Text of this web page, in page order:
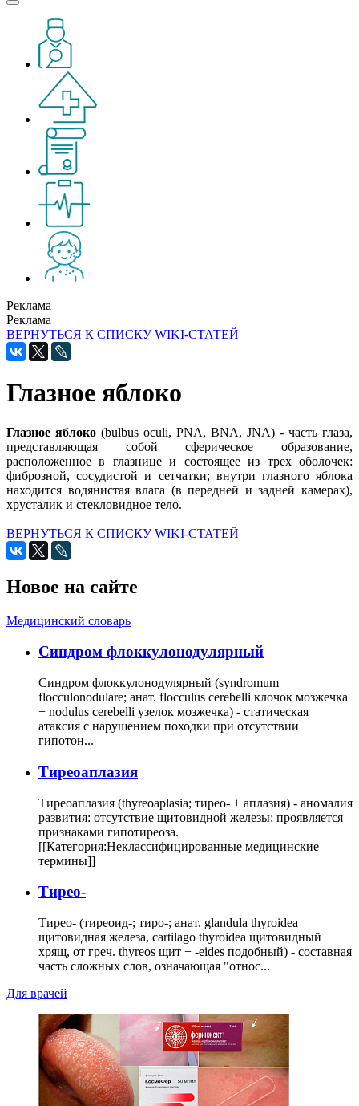
Реклама
Реклама
ВЕРНУТЬСЯ К СПИСКУ WIKI-СТАТЕЙ
Глазное яблоко
Глазное яблоко (bulbus oculi, PNA, BNA, JNA) - часть глаза,
представляющая собой сферическое образование,
расположенное в глазнице и состоящее из трех оболочек:
фиброзной, сосудистой и сетчатки; внутри глазного яблока
находится водянистая влага (в передней и задней камерах),
хрусталик и стекловидное тело.
ВЕРНУТЬСЯ К СПИСКУ WIKI-СТАТЕЙ
Новое на сайте
Медицинский словарь
Cиндром флоккулонодулярный
Синдром флоккулонодулярный (syndromum
flocculonodulare; анат. flocculus cerebelli клочок мозжечка
+ nodulus cerebelli узелок мозжечка) - статическая
атаксия с нарушением походки при отсутствии
гипотон...
Тиреоаплазия
Тиреоаплазия (thyreoaplasia; тирео- + аплазия) - аномалия
развития: отсутствие щитовидной железы; проявляется
признаками гипотиреоза.
[[Категория:Неклассифицированные медицинские
термины]]
Тирео-
Тирео- (тиреоид-; тиро-; анат. glandula thyroidea
щитовидная железа, cartilago thyroidea щитовидный
хрящ, от греч. thyreos щит + -eides подобный) - составная
часть сложных слов, означающая "относ...
Для врачей